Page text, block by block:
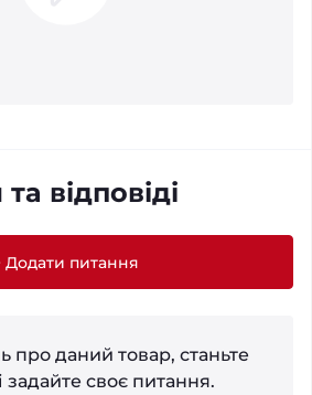
відповіді
Додати питання
про даний товар, станьте
своє питання.